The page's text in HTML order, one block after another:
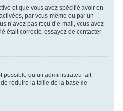
et que vous avez spécifié avoir en
par vous-même ou par un
n’avez pas reçu d’e-mail, vous avez
était correcte, essayez de contacter
possible qu’un administrateur ait
réduire la taille de la base de